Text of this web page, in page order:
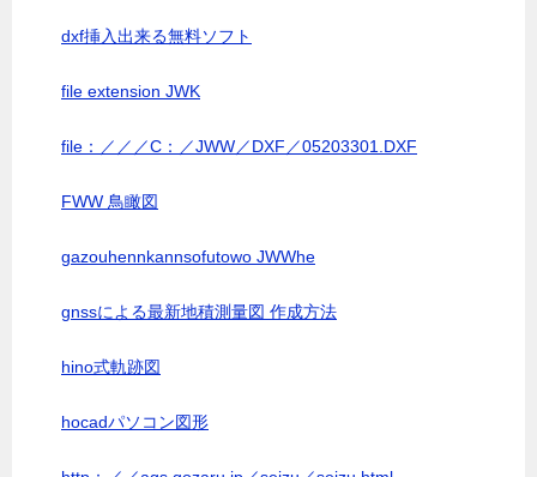
dxf挿入出来る無料ソフト
file extension JWK
file：／／／C：／JWW／DXF／05203301.DXF
FWW 鳥瞰図
gazouhennkannsofutowo JWWhe
gnssによる最新地積測量図 作成方法
hino式軌跡図
hocadパソコン図形